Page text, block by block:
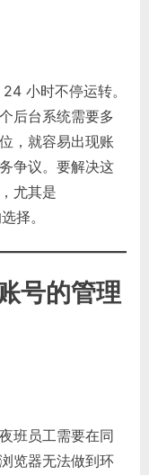
小时不停运转。
后台系统需要多
，就容易出现账
争议。要解决这
尤其是
择。
号的管理
班员工需要在同
览器无法做到环